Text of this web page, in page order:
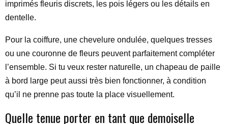
imprimés fleuris discrets, les pois légers ou les détails en
dentelle.
Pour la coiffure, une chevelure ondulée, quelques tresses
ou une couronne de fleurs peuvent parfaitement compléter
l’ensemble. Si tu veux rester naturelle, un chapeau de paille
à bord large peut aussi très bien fonctionner, à condition
qu’il ne prenne pas toute la place visuellement.
Quelle tenue porter en tant que demoiselle